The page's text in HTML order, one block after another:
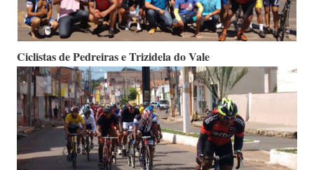
Ciclistas de Pedreiras e Trizidela do Vale